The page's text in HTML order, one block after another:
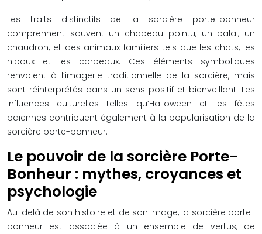
Les traits distinctifs de la sorcière porte-bonheur
comprennent souvent un chapeau pointu, un balai, un
chaudron, et des animaux familiers tels que les chats, les
hiboux et les corbeaux. Ces éléments symboliques
renvoient à l’imagerie traditionnelle de la sorcière, mais
sont réinterprétés dans un sens positif et bienveillant. Les
influences culturelles telles qu’Halloween et les fêtes
païennes contribuent également à la popularisation de la
sorcière porte-bonheur.
Le pouvoir de la sorcière Porte-
Bonheur : mythes, croyances et
psychologie
Au-delà de son histoire et de son image, la sorcière porte-
bonheur est associée à un ensemble de vertus, de